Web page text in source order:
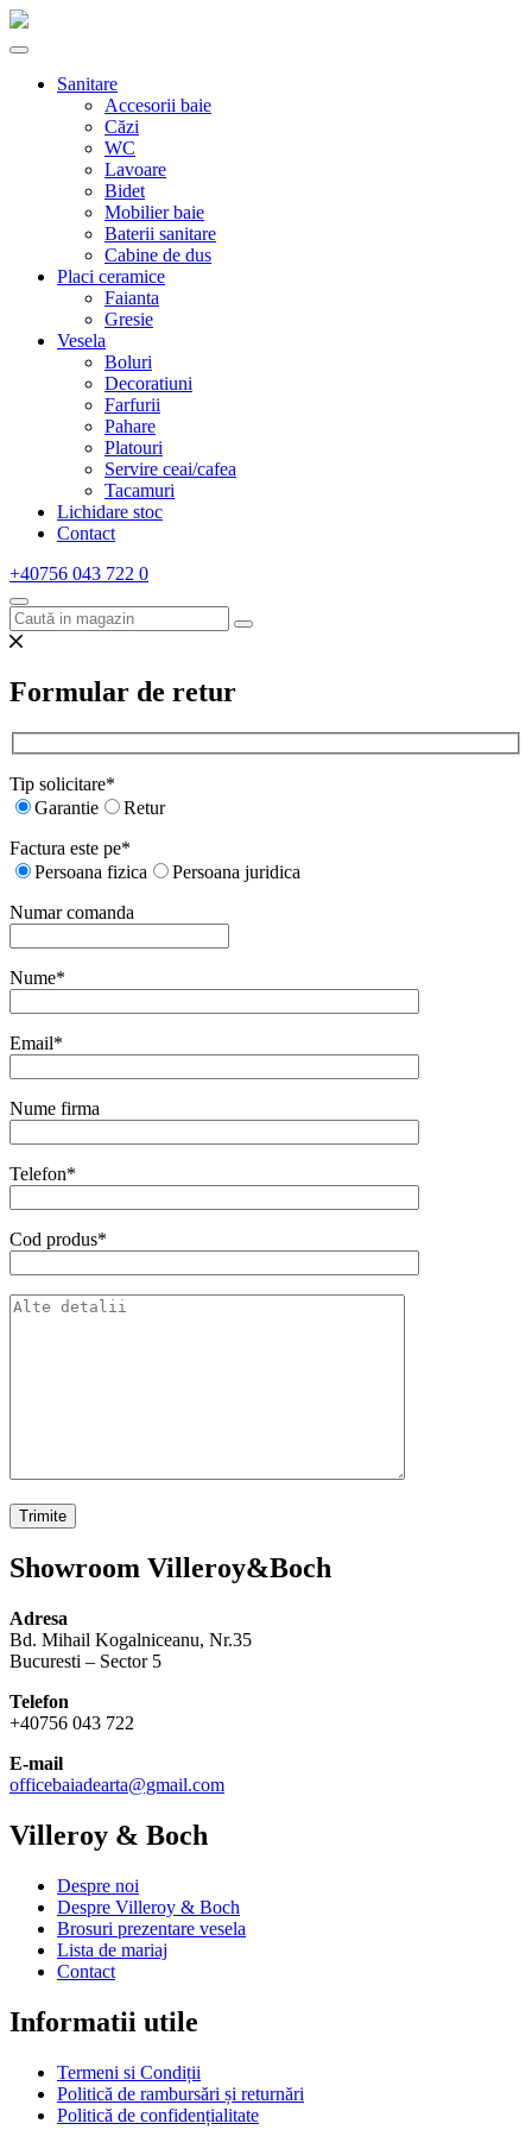
Sanitare
Accesorii baie
Căzi
WC
Lavoare
Bidet
Mobilier baie
Baterii sanitare
Cabine de dus
Placi ceramice
Faianta
Gresie
Vesela
Boluri
Decoratiuni
Farfurii
Pahare
Platouri
Servire ceai/cafea
Tacamuri
Lichidare stoc
Contact
+40756 043 722 0
Formular de retur
Tip solicitare*
Garantie
Retur
Factura este pe*
Persoana fizica
Persoana juridica
Numar comanda
Nume*
Email*
Nume firma
Telefon*
Cod produs*
Showroom Villeroy&Boch
Adresa
Bd. Mihail Kogalniceanu, Nr.35
Bucuresti – Sector 5
Telefon
+40756 043 722
E-mail
officebaiadearta@gmail.com
Villeroy & Boch
Despre noi
Despre Villeroy & Boch
Brosuri prezentare vesela
Lista de mariaj
Contact
Informatii utile
Termeni si Condiții
Politică de rambursări și returnări
Politică de confidențialitate